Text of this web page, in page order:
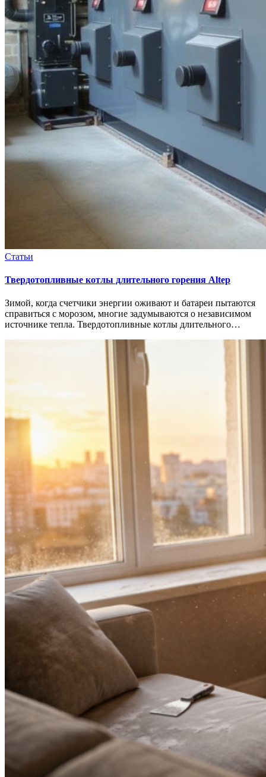
Статьи
Твердотопливные котлы длительного горения Altep
Зимой, когда счетчики энергии оживают и батареи пытаются
справиться с морозом, многие задумываются о независимом
источнике тепла. Твердотопливные котлы длительного…